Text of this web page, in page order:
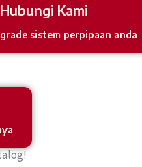
Hubungi Kami
sistem perpipaan anda